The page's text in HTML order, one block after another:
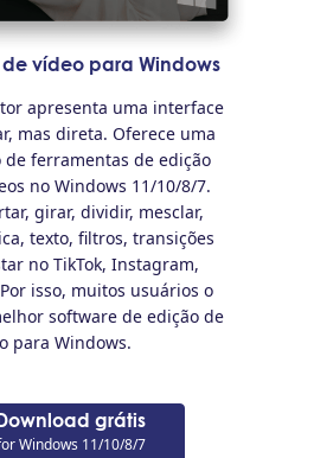
vídeo para Windows
apresenta uma interface
mas direta. Oferece uma
de ferramentas de edição
no Windows 11/10/8/7.
girar, dividir, mesclar,
texto, filtros, transições
no TikTok, Instagram,
isso, muitos usuários o
software de edição de
para Windows.
grátis
Windows 11/10/8/7